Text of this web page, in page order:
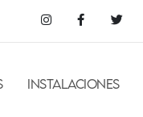
INSTALACIONES